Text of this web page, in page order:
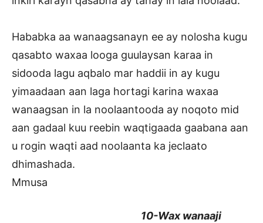
Hababka aa wanaagsanayn ee ay nolosha kugu
qasabto waxaa looga guulaysan karaa in
sidooda lagu aqbalo mar haddii in ay kugu
yimaadaan aan laga hortagi karina waxaa
wanaagsan in la noolaantooda ay noqoto mid
aan gadaal kuu reebin waqtigaada gaabana aan
u rogin waqti aad noolaanta ka jeclaato
dhimashada.
Mmusa
10-Wax wanaaji